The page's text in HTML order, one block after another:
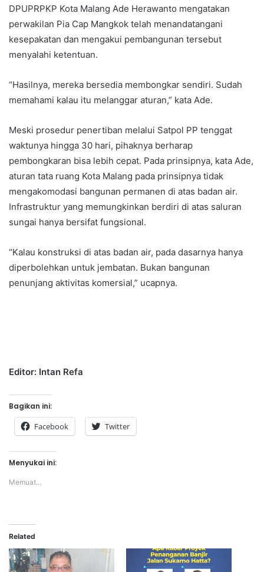
DPUPRPKP Kota Malang Ade Herawanto mengatakan
perwakilan Pia Cap Mangkok telah menandatangani
kesepakatan dan mengakui pembangunan tersebut
menyalahi ketentuan.
“Hasilnya, mereka bersedia membongkar sendiri. Sudah
memahami kalau itu melanggar aturan,” kata Ade.
Meski prosedur penertiban melalui Satpol PP tenggat
waktunya hingga 30 hari, pihaknya berharap
pembongkaran bisa lebih cepat. Pada prinsipnya, kata Ade,
aturan tata ruang Kota Malang pada prinsipnya tidak
mengakomodasi bangunan permanen di atas badan air.
Infrastruktur yang memungkinkan berdiri di atas saluran
sungai hanya bersifat fungsional.
“Kalau konstruksi di atas badan air, pada dasarnya hanya
diperbolehkan untuk jembatan. Bukan bangunan
penunjang aktivitas komersial,” ucapnya.
Editor: Intan Refa
Bagikan ini:
Facebook Twitter
Menyukai ini:
Memuat...
Related